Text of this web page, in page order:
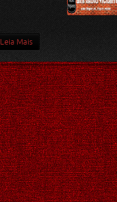
Leia Mais